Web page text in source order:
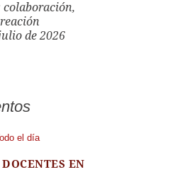
colaboración,
de 2026
el día
EN